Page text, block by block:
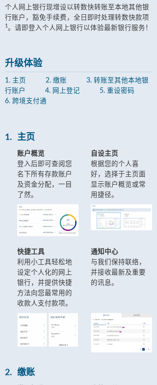
个人网上银行现增设以转数快转账至本地其他银
行账户，豁免手续费，全日即时处理转数快款项
1 。请即登入个人网上银行以体验最新银行服务！
升级体验
1. 主页 2. 缴账
3. 转账至其他本地银
行账户
4. 网上登记 5. 重设密码
6. 跨境支付通
1. 主页
账户概览
登入后即可查阅您
名下所有存款账户
及资金分配，一目
了然。
自设主页
根据您的个人喜
好，选择于主页面
显示账户概览或常
用捷径。
快捷工具
利用小工具轻松地
设定个人化的网上
银行，并提供快捷
方法向您最常用的
收款人支付款项。
通知中心
与我们保持联络，
并接收最新及重要
的讯息。
2. 缴账